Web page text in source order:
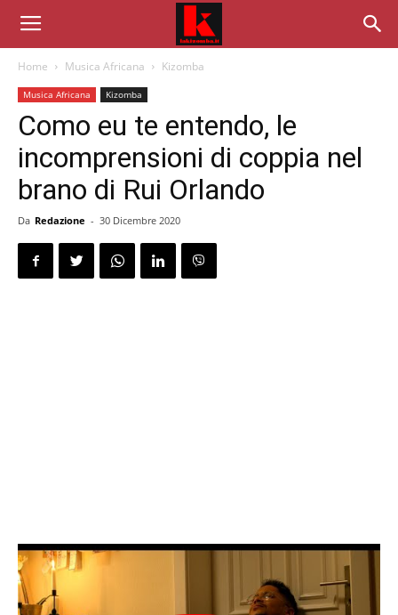
Home Musica Africana Kizomba
Musica Africana Kizomba
Como eu te entendo, le
incomprensioni di coppia nel
brano di Rui Orlando
Da Redazione - 30 Dicembre 2020